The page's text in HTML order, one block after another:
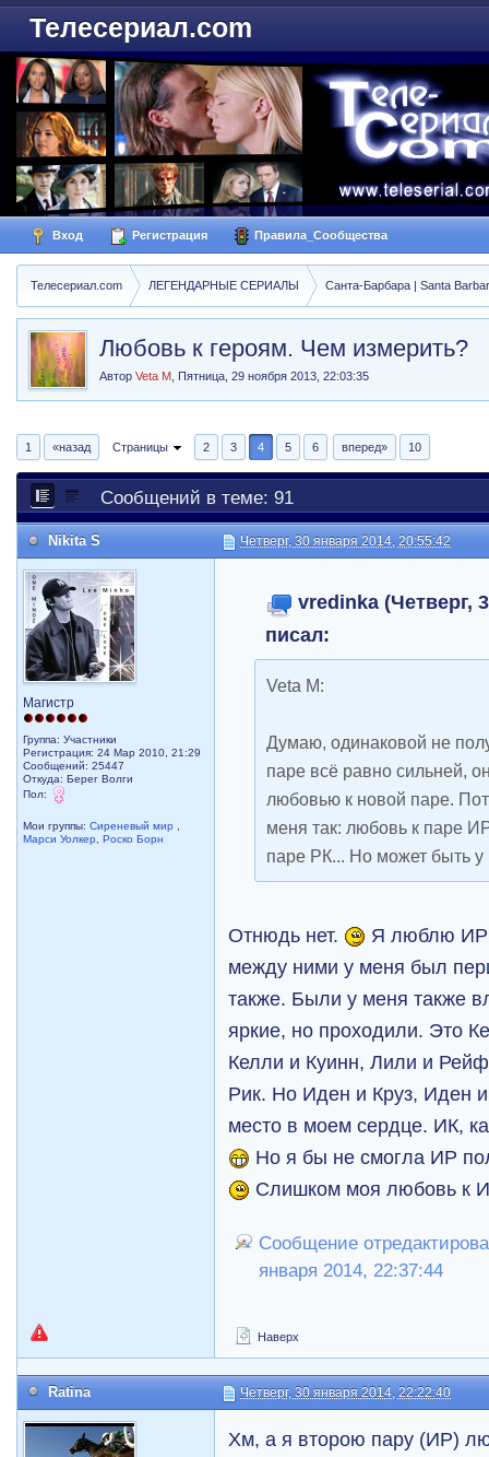
Телесериал.com
Вход Регистрация Правила_Сообщества
Телесериал.com ЛЕГЕНДАРНЫЕ СЕРИАЛЫ Санта-Барбара | Santa
Любовь к героям. Чем измерить?
АвторVeta M ,Пятница, 29 ноября 2013, 22:03:35
1 «назад Страницы 2 3 4 5 6 вперед» 10
Сообщений в теме: 91
Nikita S Четверг, 30 января 2014, 20:55:42
Магистр
Группа: Участники
Регистрация: 24 Мар 2010, 21:29
Сообщений: 25447
Откуда: Берег Волги
Пол:
Мои группы:Сиреневый мир
Марси Уолкер
,Роско Борн
vredinka (Четверг,
писал:
Veta M:
Думаю, одинаковой не
паре всё равно сильней,
любовью к новой паре.
меня так: любовь к паре
паре РК... Но может быть у
Отнюдь нет.
Я люблю ИР
между ними у меня был
также. Были у меня также
яркие, но проходили. Это
Келли и Куинн, Лили и
Рик. Но Иден и Круз, Иден
место в моем сердце. ИК,
Но я бы не смогла ИР
Слишком моя любовь к
Сообщение
января 2014, 22:37:44
Наверх
Ratina Четверг, 30 января 2014, 22:22:40
Хм, а я второю пару (ИР)